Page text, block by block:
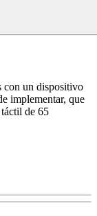
con un dispositivo
implementar, que
de 65